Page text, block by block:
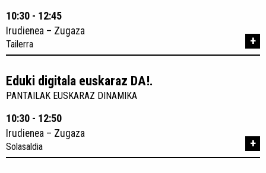
10:30 - 12:45
Irudienea – Zugaza
Tailerra +
Eduki digitala euskaraz DA!.
PANTAILAK EUSKARAZ DINAMIKA
10:30 - 12:50
Irudienea – Zugaza
Solasaldia +